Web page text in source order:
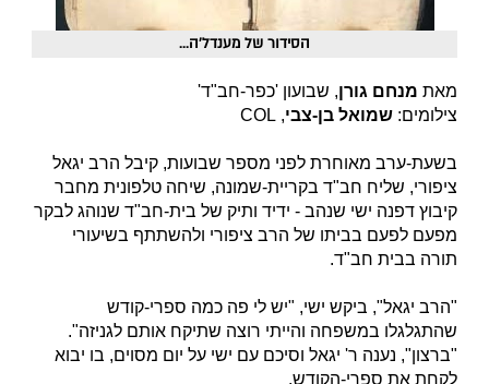
הסידור של מענדל'ה...
מאת מנחם גורן, שבועון 'כפר-חב"ד'
צילומים: שמואל בן-צבי, COL
בשעת-ערב מאוחרת לפני מספר שבועות, קיבל הרב יגאל
ציפורי, שליח חב"ד בקריית-שמונה, שיחה טלפונית מחבר
קיבוץ דפנה ישי שנהב - ידיד ותיק של בית-חב"ד שנוהג לבקר
מפעם לפעם בביתו של הרב ציפורי ולהשתתף בשיעורי
תורה בבית חב"ד.
"הרב יגאל", ביקש ישי, "יש לי פה כמה ספרי-קודש
שהתגלגלו במשפחה והייתי רוצה שתיקח אותם לגניזה".
"ברצון", נענה ר' יגאל וסיכם עם ישי על יום מסוים, בו יבוא
לקחת את ספרי-הקודש.